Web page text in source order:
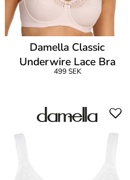
Damella Classic
Underwire Lace Bra
499 SEK